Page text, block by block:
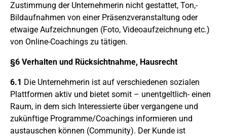
Zustimmung der Unternehmerin nicht gestattet, Ton,-
Bildaufnahmen von einer Präsenzveranstaltung oder
etwaige Aufzeichnungen (Foto, Videoaufzeichnung etc.)
von Online-Coachings zu tätigen.
§6 Verhalten und Rücksichtnahme, Hausrecht
6.1 Die Unternehmerin ist auf verschiedenen sozialen
Plattformen aktiv und bietet somit – unentgeltlich- einen
Raum, in dem sich Interessierte über vergangene und
zukünftige Programme/Coachings informieren und
austauschen können (Community). Der Kunde ist